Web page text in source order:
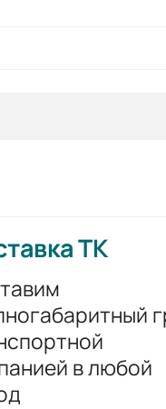
ТК
в любой